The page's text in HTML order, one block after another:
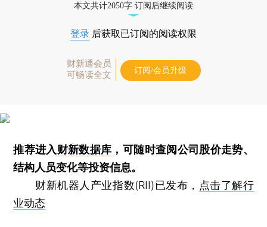
本文共计2050字 订阅后继续阅读
登录 后获取已订阅的阅读权限
财新通会员
可畅读全文
订阅/会员升级
推荐进入财新数据库 ，可随时查阅公司股价走势、
结构人员变化等投资信息。
财新机器人产业指数(RII)已发布， 点击了解行
业动态